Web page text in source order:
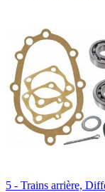
5 - Trains arrière,